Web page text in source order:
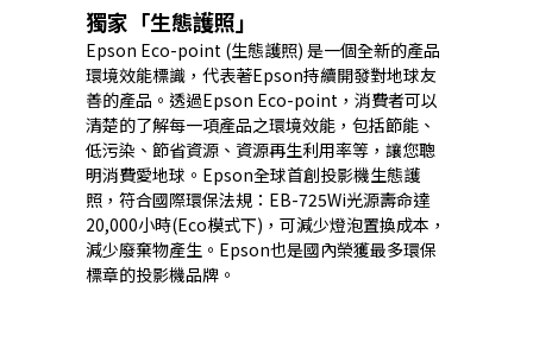
獨家「生態護照」
Epson Eco-point (生態護照) 是一個全新的產品
環境效能標識，代表著Epson持續開發對地球友
善的產品。透過Epson Eco-point，消費者可以
清楚的了解每一項產品之環境效能，包括節能、
低污染、節省資源、資源再生利用率等，讓您聰
明消費愛地球。Epson全球首創投影機生態護
照，符合國際環保法規：EB-725Wi光源壽命達
20,000小時(Eco模式下)，可減少燈泡置換成本，
減少廢棄物產生。Epson也是國內榮獲最多環保
標章的投影機品牌。